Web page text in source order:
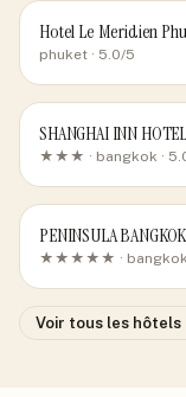
Hotel Le Meridien
phuket · 5.0/5
SHANGHAI INN
★★★ · bangkok ·
PENINSULA
★★★★★ · bangkok
Voir tous les hôtels